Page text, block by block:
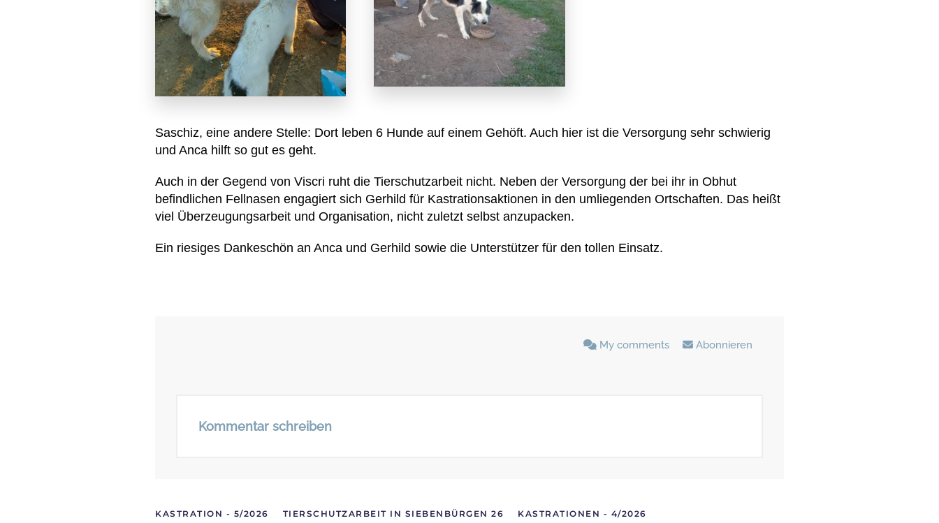
Saschiz, eine andere Stelle: Dort leben 6 Hunde auf einem Gehöft. Auch hier ist die Versorgung sehr schwierig
und Anca hilft so gut es geht.
Auch in der Gegend von Viscri ruht die Tierschutzarbeit nicht. Neben der Versorgung der bei ihr in Obhut
befindlichen Fellnasen engagiert sich Gerhild für Kastrationsaktionen in den umliegenden Ortschaften. Das heißt
viel Überzeugungsarbeit und Organisation, nicht zuletzt selbst anzupacken.
Ein riesiges Dankeschön an Anca und Gerhild sowie die Unterstützer für den tollen Einsatz.
My comments Abonnieren
Kommentar schreiben
KASTRATION - 5/2026 TIERSCHUTZARBEIT IN SIEBENBÜRGEN 26 KASTRATIONEN - 4/2026